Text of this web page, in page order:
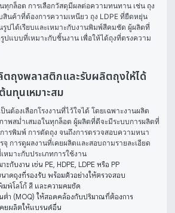
กล็อต การเลือกวัสดุมีผลต่อความทนทาน เช่น ถุง
สินค้าที่ต้องการความเหนียว ถุง LDPE ที่ยืดหยุ่น
รูปได้เรียบและเหมาะกับงานพิมพ์สีคมชัด ผู้ผลิตที่
ปแบบที่เหมาะกับชิ้นงาน เพื่อให้ได้ถุงที่ตรงความ
ตถุงพลาสติกและรับผลิตถุงให้ได้
นทุนเหมาะสม
นต้องเลือกโรงงานที่ไว้ใจได้ โดยเฉพาะงานผลิต
พสม่ำเสมอในทุกล็อต ผู้ผลิตที่ดีจะมีระบบการผลิตที่
ารพิมพ์ การตัดถุง จนถึงการตรวจสอบความหนา
การดูผลงานที่เคยผลิตและสอบถามรายละเอียด
มาะกับประเภทการใช้งาน
กับงาน เช่น PE, HDPE, LDPE หรือ PP
าดถุงที่รองรับ พร้อมตัวอย่างให้ตรวจสอบ
พ์โลโก้ สี และความคมชัด
ต่ำ (MOQ) ให้สอดคล้องกับปริมาณที่ต้องการ
คยผลิตให้แบรนด์อื่น